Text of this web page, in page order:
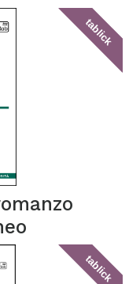
tablick
tablick